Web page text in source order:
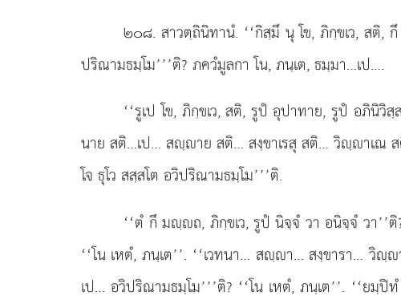
๒๐๘. สาวตฺถินิทานํ. ‘‘กิสฺมึ นุ โข, ภิกฺขเว, สติ,
ปริณามธมฺโม’’’ติ? ภควํมูลกาโน, ภนฺเต, ธมฺมา…เป….
‘‘รูเป โข, ภิกฺขเว, สติ, รูปํ อุปาทาย, รูปํ อภินิวิ
นาย สติ…เป… สฺาย สติ… สงฺขาเรสุ สติ… วิฺาเณ
โจ ธุโว สสฺสโต อวิปริณามธมฺโม’’’ติ.
‘‘ตํ กึ มฺถ, ภิกฺขเว, รูปํ นิจฺจํ วา อนิจฺจํ วา
‘‘โน เหตํ, ภนฺเต’’. ‘‘เวทนา… สฺา… สงฺขารา…
เป… อวิปริณามธมฺโม’’’ติ? ‘‘โน เหตํ, ภนฺเต’’. ‘‘